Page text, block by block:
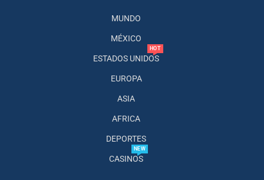
MUNDO
MÉXICO
ESTADOS UNIDOS
HOT
EUROPA
ASIA
AFRICA
DEPORTES
CASINOS
NEW